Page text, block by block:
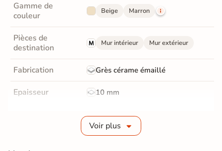
Gamme de
couleur
Beige Marron
Pièces de
destination
Mur intérieur Mur extérieur
Fabrication Grès cérame émaillé
Epaisseur 10 mm
Non
Non-rectifié
Voir plus